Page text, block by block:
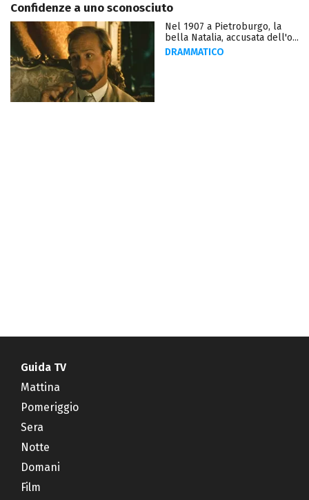
Confidenze a uno sconosciuto
Nel 1907 a Pietroburgo, la
bella Natalia, accusata dell'o...
DRAMMATICO
Guida TV
Mattina
Pomeriggio
Sera
Notte
Domani
Film